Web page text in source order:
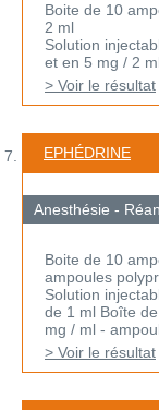
Boite de 10
2 ml
Solution
et en 5 mg / 2
> Voir le résultat
EPHÉDRINE
Anesthésie -
Boite de 10
ampoules
Solution
de 1 ml Boîte
mg / ml -
> Voir le résultat